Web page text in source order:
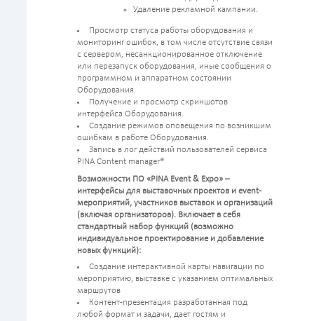
Удаление рекламной кампании.
Просмотр статуса работы оборудования и
мониторинг ошибок, в том числе отсутствие связи
с сервером, несанкционированное отключение
или перезапуск оборудования, иные сообщения о
программном и аппаратном состоянии
Оборудования.
Получение и просмотр скриншотов
интерфейса Оборудования.
Создание режимов оповещения по возникшим
ошибкам в работе Оборудования.
Запись в лог действий пользователей сервиса
PINA Content manager®
Возможности ПО «PINA Event & Expo» –
интерфейсы для выставочных проектов и event-
мероприятий, участников выставок и организаций
(включая организаторов). Включает в себя
стандартный набор функций (возможно
индивидуальное проектирование и добавление
новых функций):
Создание интерактивной карты навигации по
мероприятию, выставке с указанием оптимальных
маршрутов
Контент-презентация разработанная под
любой формат и задачи, дает гостям и